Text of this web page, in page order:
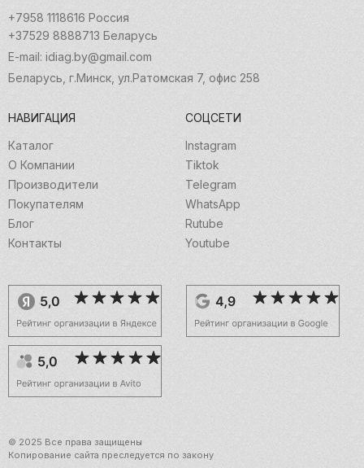
+7958 1118616 Россия
+37529 8888713 Беларусь
E-mail: idiag.by@gmail.com
Беларусь, г.Минск, ул.Ратомская 7, офис 258
НАВИГАЦИЯ
Каталог
О Компании
Производители
Покупателям
Блог
Контакты
СОЦСЕТИ
Instagram
Tiktok
Telegram
WhatsApp
Rutube
Youtube
© 2025 Все права защищены
Копирование сайта преследуется по закону